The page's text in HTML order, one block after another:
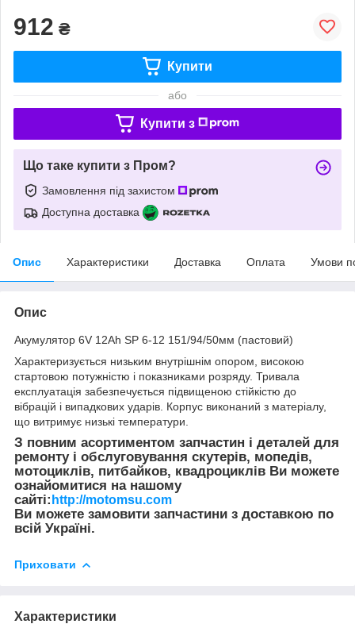
912 ₴
Купити
або
Купити з
Що таке купити з Пром?
Замовлення під захистом
Доступна доставка
Опис Характеристики Доставка Оплата Умови
Опис
Акумулятор 6V 12Ah SP 6-12 151/94/50мм (пастовий)
Характеризується низьким внутрішнім опором, високою
стартовою потужністю і показниками розряду. Тривала
експлуатація забезпечується підвищеною стійкістю до
вібрацій і випадкових ударів. Корпус виконаний з матеріалу,
що витримує низькі температури.
З повним асортиментом запчастин і деталей для
ремонту і обслуговування скутерів, мопедів,
мотоциклів, питбайков, квадроциклів Ви можете
ознайомитися на нашому
сайті: http://motomsu.com
Ви можете замовити запчастини з доставкою по
всій Україні.
Приховати
Характеристики